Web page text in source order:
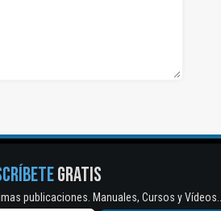
GRATIS
publicaciones. Manuales, Cursos y